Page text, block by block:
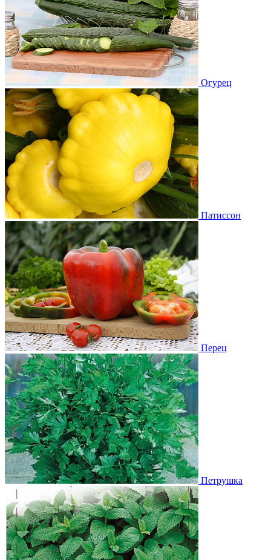
Огурец
Патиссон
Перец
Петрушка